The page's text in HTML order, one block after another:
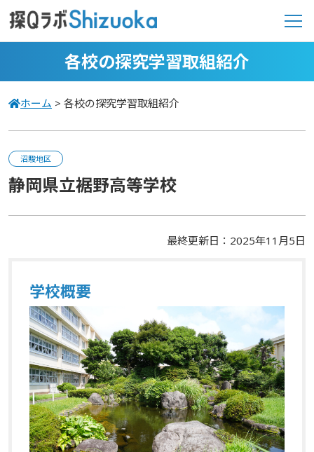
各校の探究学習取組紹介
ホーム > 各校の探究学習取組紹介
沼駿地区
静岡県立裾野高等学校
最終更新日：2025年11月5日
学校概要